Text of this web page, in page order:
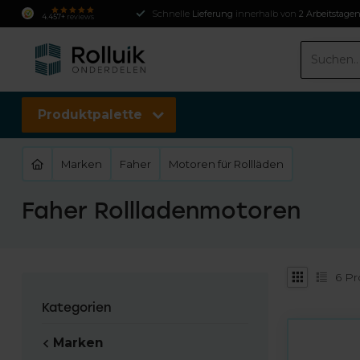
4.457+ reviews Schnelle Lieferung innerhalb von 2 Arbeitstagen
Produktpalette
Marken Faher Motoren für Rollläden
Faher Rollladenmotoren
Kategorien
Marken
6